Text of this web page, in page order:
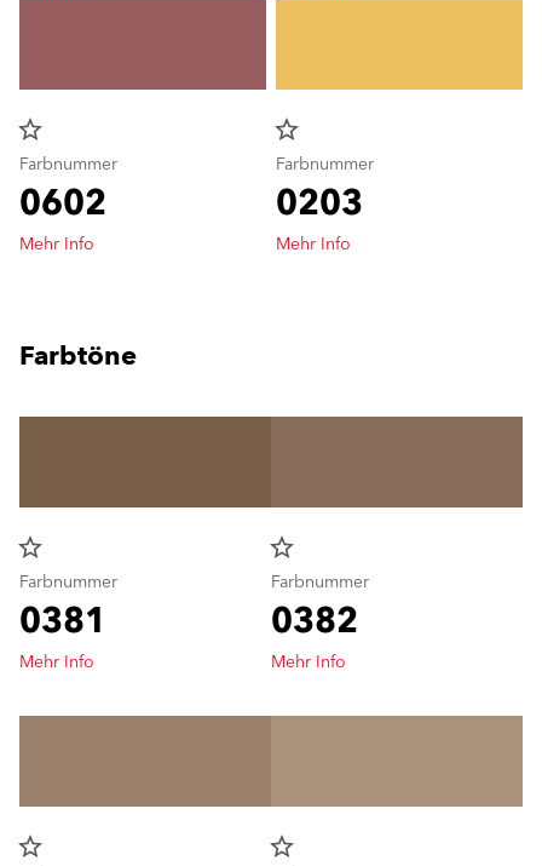
star_border
Farbnummer
0602
Mehr Info
star_border
Farbnummer
0203
Mehr Info
Farbtöne
star_border
Farbnummer
0381
Mehr Info
star_border
Farbnummer
0382
Mehr Info
star_border
star_border